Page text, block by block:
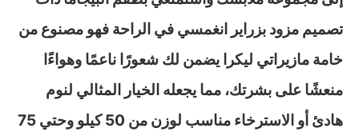
تصميم مزود بزراير انغمسي في الراحة فهو مصنوع من
خامة مازيراتي ليكرا يضمن لك شعورًا ناعمًا وهواءًا
منعشًا على بشرتك، مما يجعله الخيار المثالي لنوم
هادئ أو الاسترخاء مناسب لوزن من 50 كيلو وحتي 75